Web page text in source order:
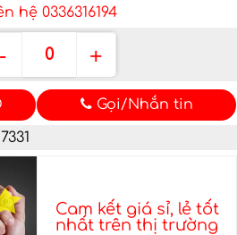
hệ 0336316194
- 0 +
Gọi/Nhắn tin
7331
Cam kết giá sỉ, lẻ tốt
nhất trên thị trường